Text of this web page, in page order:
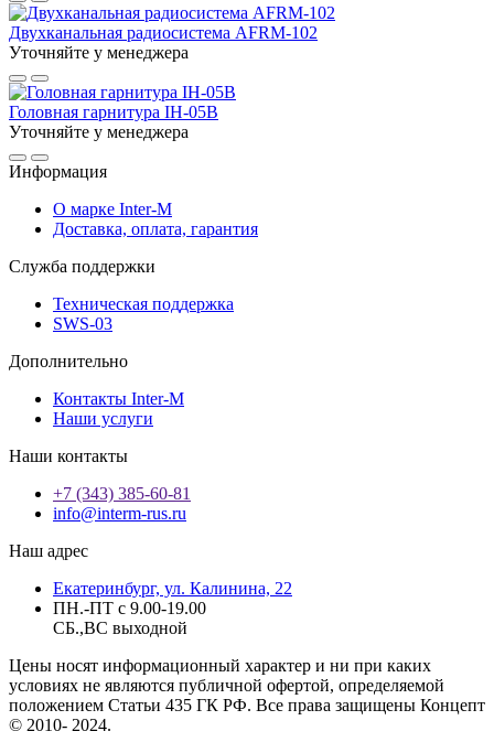
Двухканальная радиосистема AFRM-102
Уточняйте у менеджера
Головная гарнитура IH-05B
Уточняйте у менеджера
Информация
О марке Inter-M
Доставка, оплата, гарантия
Служба поддержки
Техническая поддержка
SWS-03
Дополнительно
Контакты Inter-M
Наши услуги
Наши контакты
+7 (343) 385-60-81
info@interm-rus.ru
Наш адрес
Екатеринбург, ул. Калинина, 22
ПН.-ПТ с 9.00-19.00
СБ.,ВС выходной
Цены носят информационный характер и ни при каких
условиях не являются публичной офертой, определяемой
положением Статьи 435 ГК РФ. Все права защищены Концепт
© 2010- 2024.